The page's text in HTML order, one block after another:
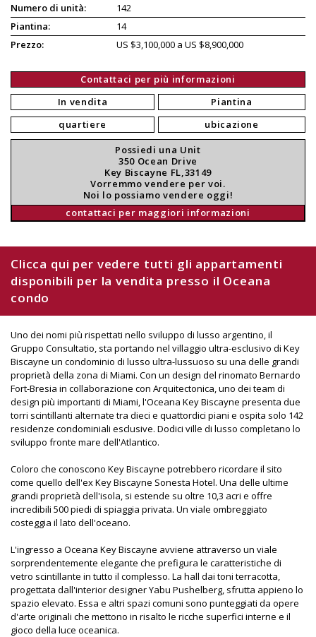
Numero di unità:
142
Piantina:
14
Prezzo:
US $3,100,000 a US $8,900,000
Contattaci per più informazioni
In vendita
quartiere
Piantina
ubicazione
Possiedi una Unit
350 Ocean Drive
Key Biscayne FL,33149
Vorremmo vendere per voi.
Noi lo possiamo vendere oggi!
contattaci per maggiori informazioni
Clicca qui per vedere tutti gli appartamenti
disponibili per la vendita presso il Oceana
condo
Uno dei nomi più rispettati nello sviluppo di lusso argentino, il
Gruppo Consultatio, sta portando nel villaggio ultra-esclusivo di Key
Biscayne un condominio di lusso ultra-lussuoso su una delle grandi
proprietà della zona di Miami. Con un design del rinomato Bernardo
Fort-Bresia in collaborazione con Arquitectonica, uno dei team di
design più importanti di Miami, l'Oceana Key Biscayne presenta due
torri scintillanti alternate tra dieci e quattordici piani e ospita solo 142
residenze condominiali esclusive. Dodici ville di lusso completano lo
sviluppo fronte mare dell'Atlantico.
Coloro che conoscono Key Biscayne potrebbero ricordare il sito
come quello dell'ex Key Biscayne Sonesta Hotel. Una delle ultime
grandi proprietà dell'isola, si estende su oltre 10,3 acri e offre
incredibili 500 piedi di spiaggia privata. Un viale ombreggiato
costeggia il lato dell'oceano.
L'ingresso a Oceana Key Biscayne avviene attraverso un viale
sorprendentemente elegante che prefigura le caratteristiche di
vetro scintillante in tutto il complesso. La hall dai toni terracotta,
progettata dall'interior designer Yabu Pushelberg, sfrutta appieno lo
spazio elevato. Essa e altri spazi comuni sono punteggiati da opere
d'arte originali che mettono in risalto le ricche superfici interne e il
gioco della luce oceanica.